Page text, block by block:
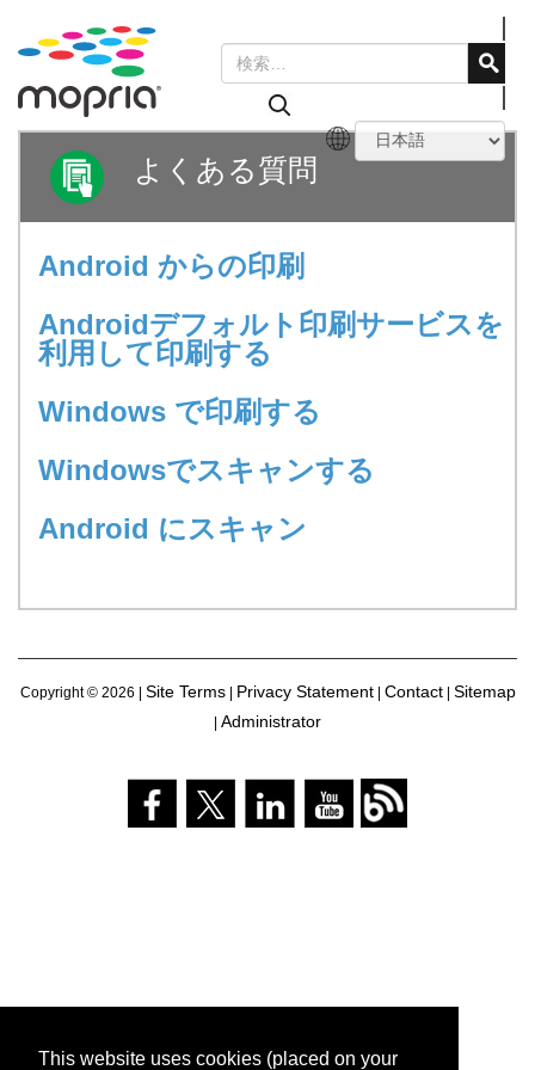
This website uses cookies (placed on your
よくある質問
Android からの印刷
Androidデフォルト印刷サービスを
利用して印刷する
Windows で印刷する
Windowsでスキャンする
Android にスキャン
Copyright © 2026 | Site Terms| Privacy Statement| Contact| Sitemap
Administrator